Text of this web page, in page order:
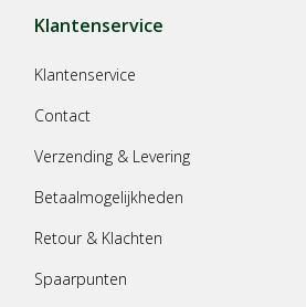
Klantenservice
Klantenservice
Contact
Verzending & Levering
Betaalmogelijkheden
Retour & Klachten
Spaarpunten